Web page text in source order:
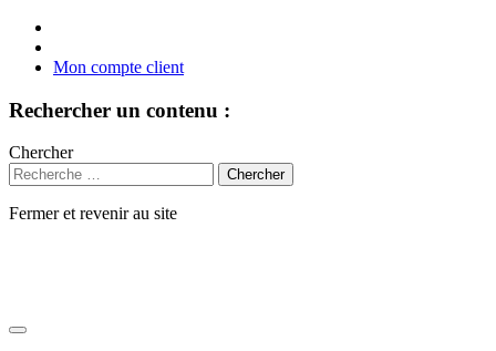
Mon compte client
Rechercher un contenu :
Chercher
Fermer et revenir au site